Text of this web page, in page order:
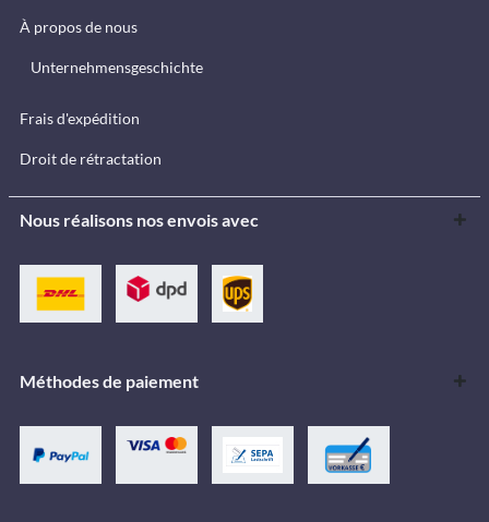
À propos de nous
Unternehmensgeschichte
Frais d'expédition
Droit de rétractation
Nous réalisons nos envois avec
Méthodes de paiement